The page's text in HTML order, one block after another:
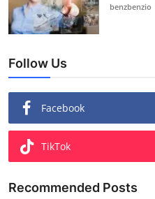
benzbenzio
Follow Us
Facebook
TikTok
Recommended Posts